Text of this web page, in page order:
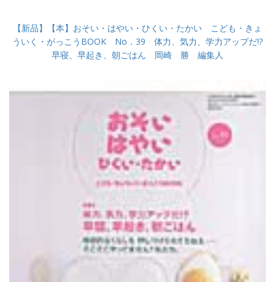
【新品】【本】おそい・はやい・ひくい・たかい こども・きょ
ういく・がっこうBOOK No．39 体力、気力、学力アップだ!?
早寝、早起き、朝ごはん 岡崎 勝 編集人